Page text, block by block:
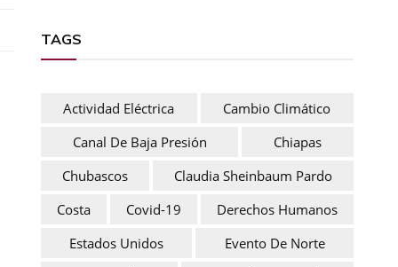
TAGS
Actividad Eléctrica
Cambio Climático
Canal De Baja Presión
Chiapas
Chubascos
Claudia Sheinbaum Pardo
Costa
Covid-19
Derechos Humanos
Estados Unidos
Evento De Norte